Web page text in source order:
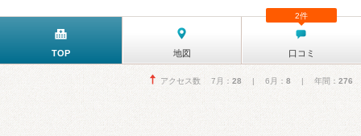
TOP 地図 口コミ
2件
アクセス数 7月： 28 | 6月： 8 | 年間： 276